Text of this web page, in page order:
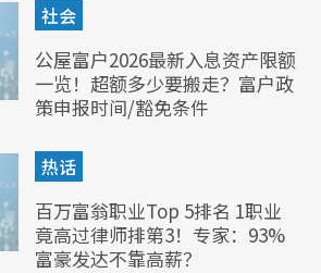
社会
公屋富户2026最新入息资产限额
一览！超额多少要搬走？富户政
策申报时间/豁免条件
热话
百万富翁职业Top 5排名 1职业
竟高过律师排第3！专家：93%
富豪发达不靠高薪？